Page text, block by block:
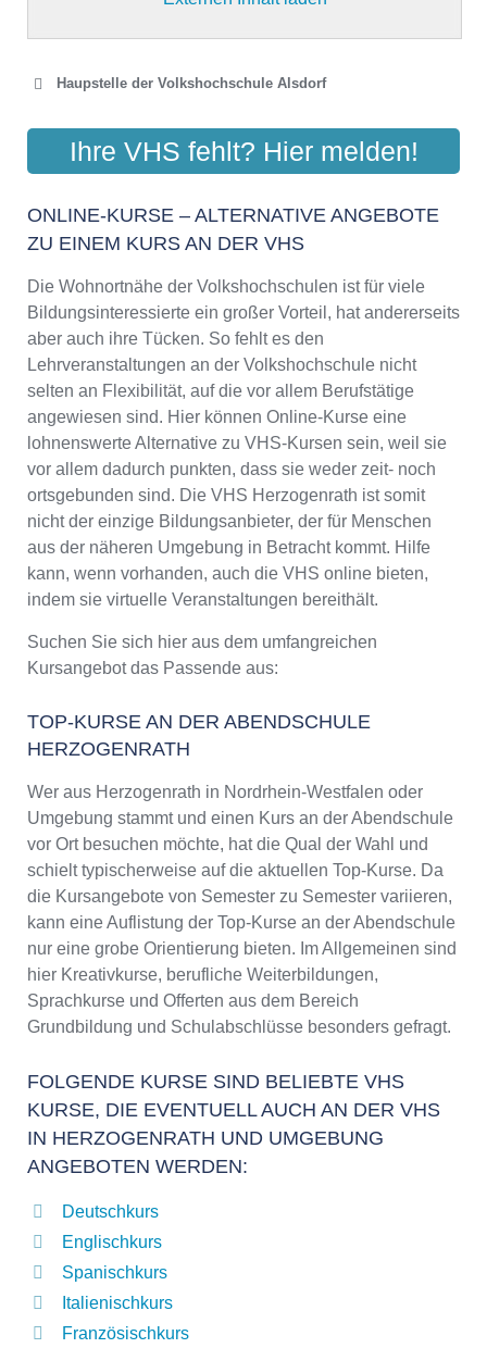
Haupstelle der Volkshochschule Alsdorf
VHS-ZWECKVERBAND
NORDKREIS AACHEN
Aktualisiert: August 2021
Ihre VHS fehlt? Hier melden!
ONLINE-KURSE – ALTERNATIVE ANGEBOTE
ZU EINEM KURS AN DER VHS
Die Wohnortnähe der Volkshochschulen ist für viele
Bildungsinteressierte ein großer Vorteil, hat andererseits
aber auch ihre Tücken. So fehlt es den
Lehrveranstaltungen an der Volkshochschule nicht
selten an Flexibilität, auf die vor allem Berufstätige
angewiesen sind. Hier können Online-Kurse eine
lohnenswerte Alternative zu VHS-Kursen sein, weil sie
vor allem dadurch punkten, dass sie weder zeit- noch
ortsgebunden sind. Die VHS Herzogenrath ist somit
nicht der einzige Bildungsanbieter, der für Menschen
aus der näheren Umgebung in Betracht kommt. Hilfe
kann, wenn vorhanden, auch die VHS online bieten,
indem sie virtuelle Veranstaltungen bereithält.
Suchen Sie sich hier aus dem umfangreichen
Kursangebot das Passende aus:
TOP-KURSE AN DER ABENDSCHULE
HERZOGENRATH
Wer aus Herzogenrath in Nordrhein-Westfalen oder
Umgebung stammt und einen Kurs an der Abendschule
vor Ort besuchen möchte, hat die Qual der Wahl und
schielt typischerweise auf die aktuellen Top-Kurse. Da
die Kursangebote von Semester zu Semester variieren,
kann eine Auflistung der Top-Kurse an der Abendschule
nur eine grobe Orientierung bieten. Im Allgemeinen sind
hier Kreativkurse, berufliche Weiterbildungen,
Sprachkurse und Offerten aus dem Bereich
Grundbildung und Schulabschlüsse besonders gefragt.
FOLGENDE KURSE SIND BELIEBTE VHS
KURSE, DIE EVENTUELL AUCH AN DER VHS
IN HERZOGENRATH UND UMGEBUNG
ANGEBOTEN WERDEN:
Deutschkurs
Englischkurs
Spanischkurs
Italienischkurs
Französischkurs